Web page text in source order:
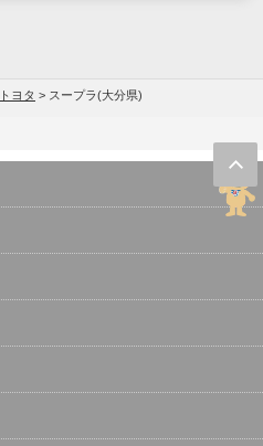
トヨタ > スープラ(大分県)